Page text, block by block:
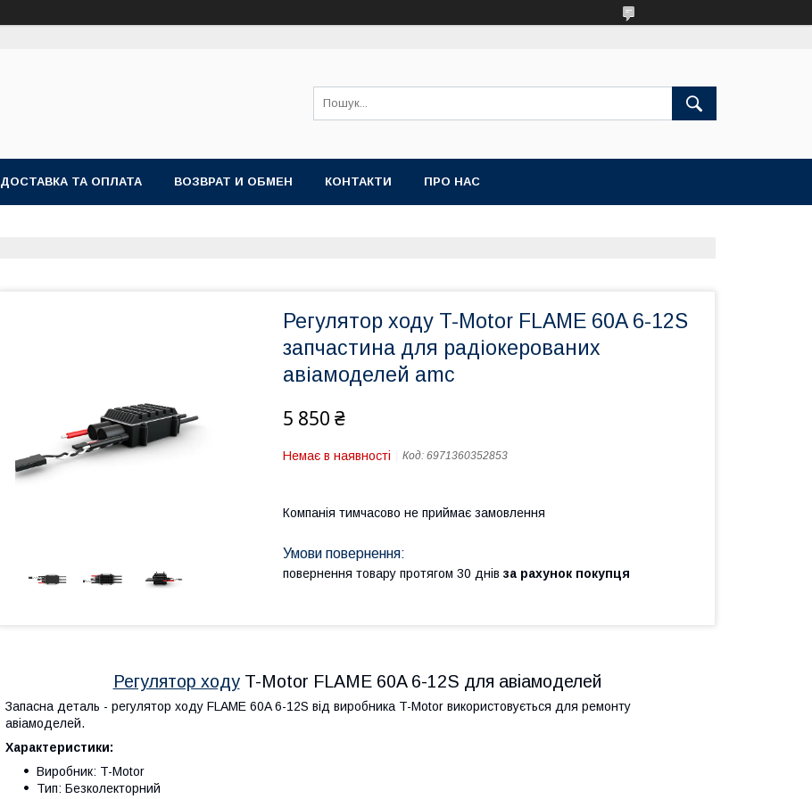
ДОСТАВКА ТА ОПЛАТА ВОЗВРАТ И ОБМЕН КОНТАКТИ ПРО НАС
Регулятор ходу T-Motor FLAME 60A 6-12S
запчастина для радіокерованих
авіамоделей amc
5 850 ₴
Немає в наявності Код: 6971360352853
Компанія тимчасово не приймає замовлення
повернення товару протягом 30 днів за рахунок покупця
Регулятор ходуT-Motor FLAME 60A 6-12S для авіамоделей
Запасна деталь - регулятор ходу FLAME 60A 6-12S від виробника T-Motor використовується для ремонту
авіамоделей.
Характеристики:
Виробник: T-Motor
Тип: Безколекторний